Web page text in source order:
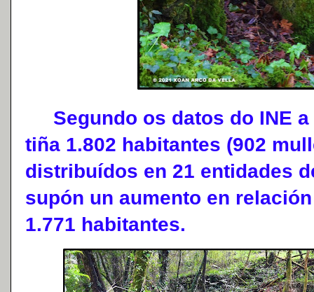
Segundo os datos do INE a
tiña 1.802 habitantes (902
distribuídos en 21 entidades
supón un aumento en
1.771 habitantes.